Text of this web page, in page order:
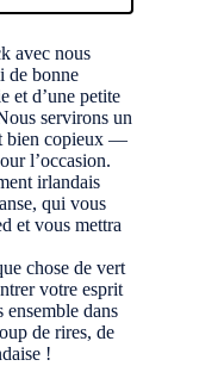
avec nous
de bonne
et d’une petite
servirons un
bien copieux —
l’occasion.
irlandais
qui vous
et vous mettra
chose de vert
votre esprit
dans
de rires, de
!